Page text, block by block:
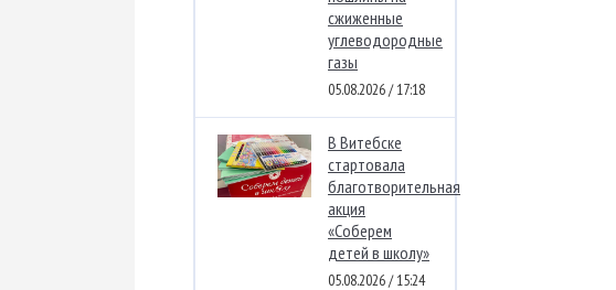
сжиженные
углеводородные
газы
05.08.2026 / 17:18
В Витебске
стартовала
благотворительная
акция
«Соберем
детей в школу»
05.08.2026 / 15:24